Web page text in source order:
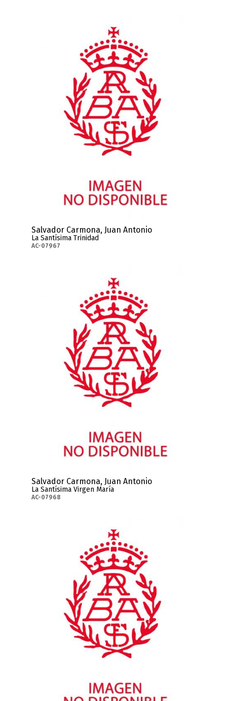
Salvador Carmona, Juan Antonio
La Santísima Trinidad
AC-07967
Salvador Carmona, Juan Antonio
La Santísima Virgen María
AC-07968